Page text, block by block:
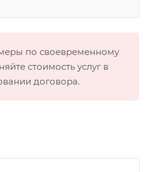
по своевременному
стоимость услуг в
договора.